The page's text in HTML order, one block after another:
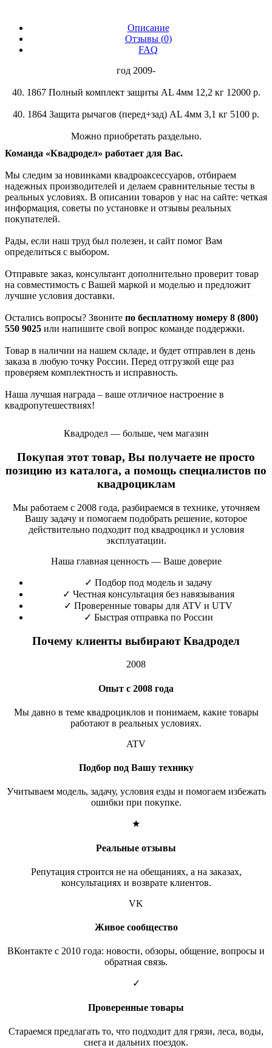
Описание
Отзывы (0)
FAQ
год 2009-
40. 1867 Полный комплект защиты AL 4мм 12,2 кг 12000 р.
40. 1864 Защита рычагов (перед+зад) AL 4мм 3,1 кг 5100 р.
Можно приобретать раздельно.
Команда «Квадродел» работает для Вас.
Мы следим за новинками квадроаксессуаров, отбираем
надежных производителей и делаем сравнительные тесты в
реальных условиях. В описании товаров у нас на сайте: четкая
информация, советы по установке и отзывы реальных
покупателей.
Рады, если наш труд был полезен, и сайт помог Вам
определиться с выбором.
Отправьте заказ, консультант дополнительно проверит товар
на совместимость с Вашей маркой и моделью и предложит
лучшие условия доставки.
Остались вопросы? Звоните по бесплатному номеру 8 (800)
550 9025 или напишите свой вопрос команде поддержки.
Товар в наличии на нашем складе, и будет отправлен в день
заказа в любую точку России. Перед отгрузкой еще раз
проверяем комплектность и исправность.
Наша лучшая награда – ваше отличное настроение в
квадропутешествиях!
Квадродел — больше, чем магазин
Покупая этот товар, Вы получаете не просто
позицию из каталога, а помощь специалистов по
квадроциклам
Мы работаем с 2008 года, разбираемся в технике, уточняем
Вашу задачу и помогаем подобрать решение, которое
действительно подходит под квадроцикл и условия
эксплуатации.
Наша главная ценность — Ваше доверие
✓ Подбор под модель и задачу
✓ Честная консультация без навязывания
✓ Проверенные товары для ATV и UTV
✓ Быстрая отправка по России
Почему клиенты выбирают Квадродел
2008
Опыт с 2008 года
Мы давно в теме квадроциклов и понимаем, какие товары
работают в реальных условиях.
ATV
Подбор под Вашу технику
Учитываем модель, задачу, условия езды и помогаем избежать
ошибки при покупке.
★
Реальные отзывы
Репутация строится не на обещаниях, а на заказах,
консультациях и возврате клиентов.
VK
Живое сообщество
ВКонтакте с 2010 года: новости, обзоры, общение, вопросы и
обратная связь.
✓
Проверенные товары
Стараемся предлагать то, что подходит для грязи, леса, воды,
снега и дальних поездок.